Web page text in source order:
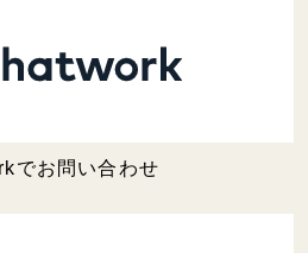
でお問い合わせ